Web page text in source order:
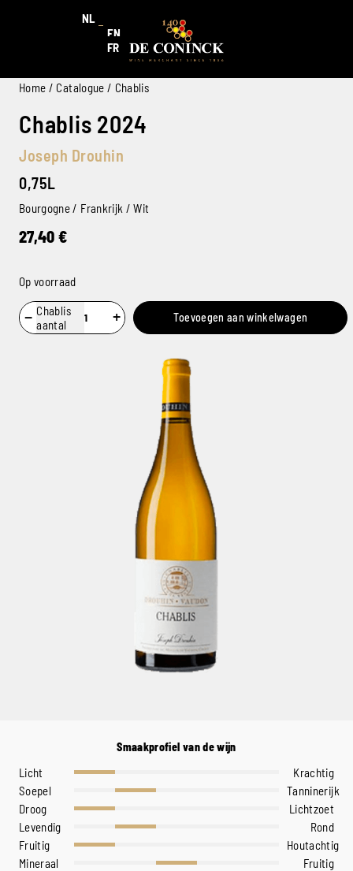
NL
EN
FR
Home / Catalogue / Chablis
Chablis 2024
Joseph Drouhin
0,75L
Bourgogne / Frankrijk / Wit
27,40 €
Op voorraad
− Chablis
aantal
+ Toevoegen aan winkelwagen
Smaakprofiel van de wijn
Licht
Krachtig
Soepel
Tanninerijk
Droog
Lichtzoet
Levendig
Rond
Fruitig
Houtachtig
Mineraal
Fruitig